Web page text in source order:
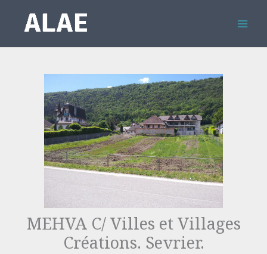
MEHVA C/ Villes et Villages
Créations. Sevrier.